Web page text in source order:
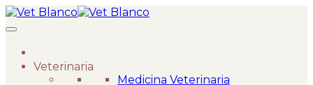
Veterinaria
Medicina Veterinaria